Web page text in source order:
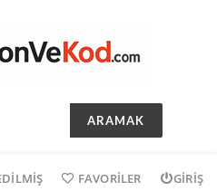
ARAMAK
FAVORILER GIRIŞ